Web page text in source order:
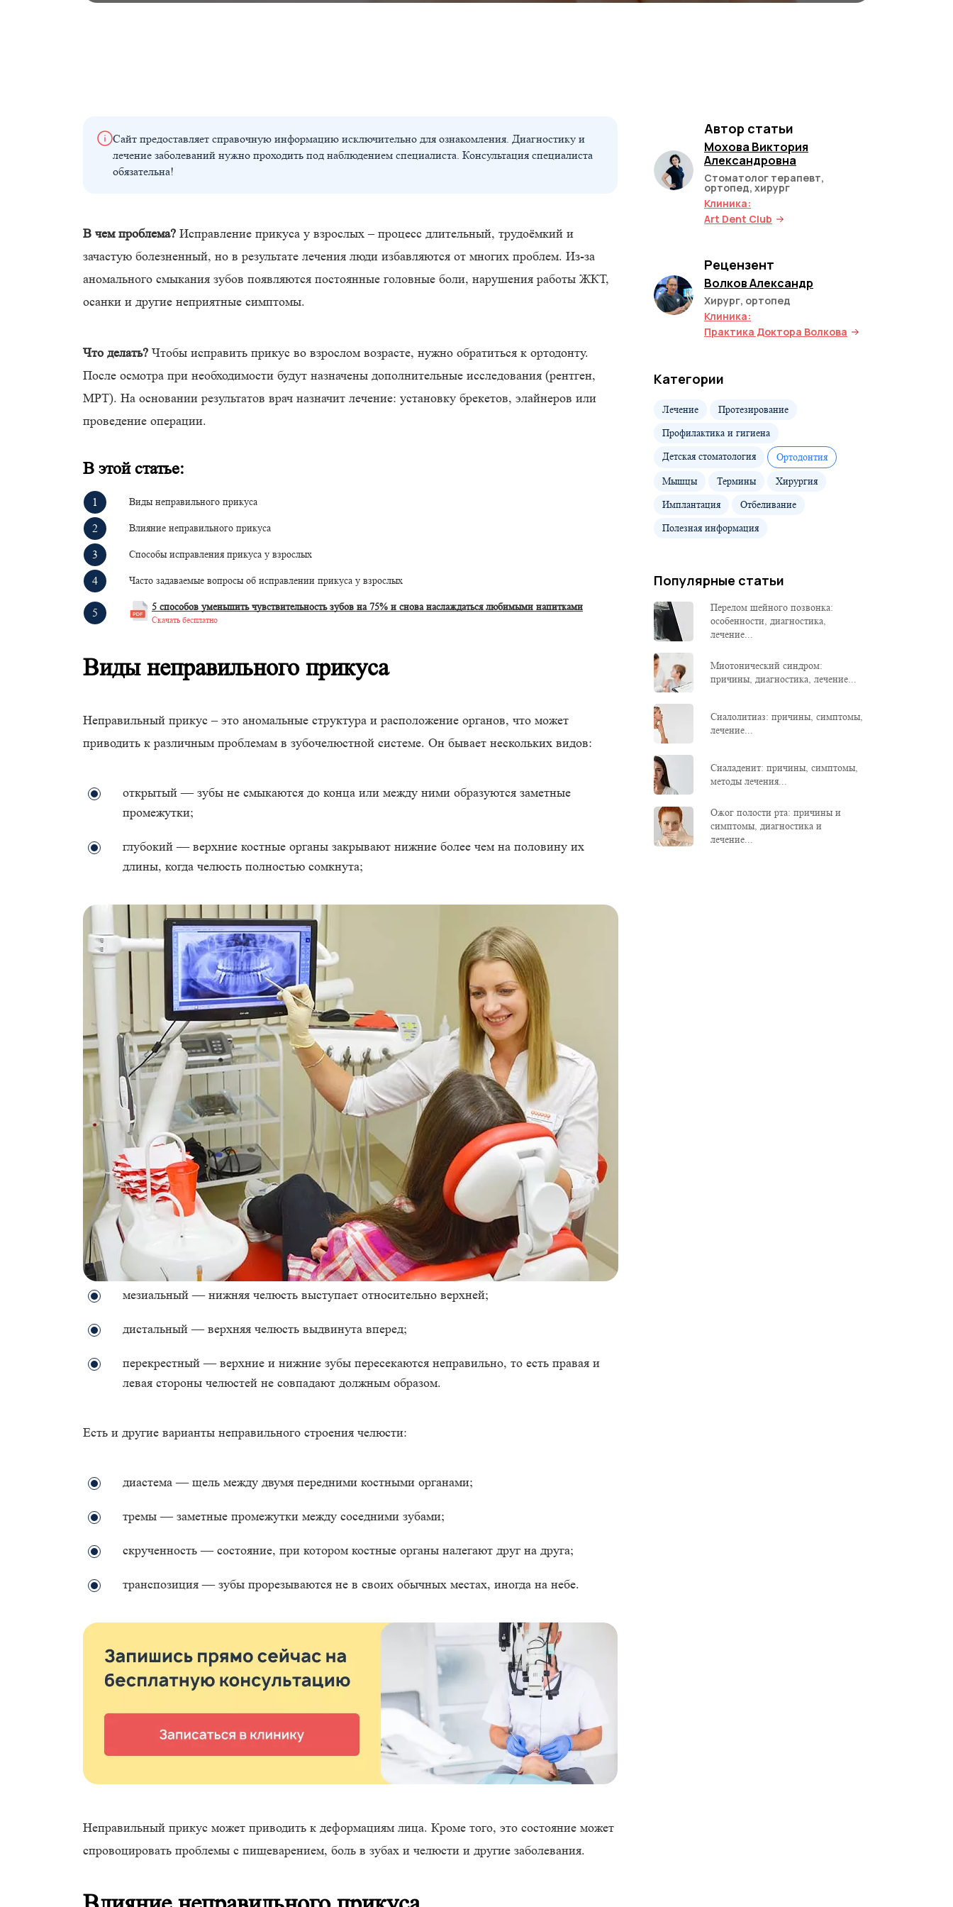
Сайт предоставляет справочную информацию исключительно для ознакомления. Диагностику и
лечение заболеваний нужно проходить под наблюдением специалиста. Консультация специалиста
обязательна!
В чем проблема? Исправление прикуса у взрослых – процесс длительный, трудоёмкий и
зачастую болезненный, но в результате лечения люди избавляются от многих проблем. Из-за
аномального смыкания зубов появляются постоянные головные боли, нарушения работы ЖКТ,
осанки и другие неприятные симптомы.
Что делать? Чтобы исправить прикус во взрослом возрасте, нужно обратиться к ортодонту.
После осмотра при необходимости будут назначены дополнительные исследования (рентген,
МРТ). На основании результатов врач назначит лечение: установку брекетов, элайнеров или
проведение операции.
В этой статье:
Виды неправильного прикуса
Влияние неправильного прикуса
Способы исправления прикуса у взрослых
Часто задаваемые вопросы об исправлении прикуса у взрослых
5 способов уменьшить чувствительность зубов на 75% и снова наслаждаться любимыми напитками
Скачать бесплатно
Виды неправильного прикуса
Неправильный прикус – это аномальные структура и расположение органов, что может
приводить к различным проблемам в зубочелюстной системе. Он бывает нескольких видов:
открытый — зубы не смыкаются до конца или между ними образуются заметные
промежутки;
глубокий — верхние костные органы закрывают нижние более чем на половину их
длины, когда челюсть полностью сомкнута;
мезиальный — нижняя челюсть выступает относительно верхней;
дистальный — верхняя челюсть выдвинута вперед;
перекрестный — верхние и нижние зубы пересекаются неправильно, то есть правая и
левая стороны челюстей не совпадают должным образом.
Есть и другие варианты неправильного строения челюсти:
диастема — щель между двумя передними костными органами;
тремы — заметные промежутки между соседними зубами;
скрученность — состояние, при котором костные органы налегают друг на друга;
транспозиция — зубы прорезываются не в своих обычных местах, иногда на небе.
Неправильный прикус может приводить к деформациям лица. Кроме того, это состояние может
спровоцировать проблемы с пищеварением, боль в зубах и челюсти и другие заболевания.
Автор статьи
Мохова Виктория
Александровна
Стоматолог терапевт,
ортопед, хирург
Клиника:
Art Dent Club
Рецензент
Волков Александр
Хирург, ортопед
Клиника:
Практика Доктора Волкова
Категории
Лечение Протезирование
Профилактика и гигиена
Детская стоматология Ортодонтия
Мышцы Термины Хирургия
Имплантация Отбеливание
Полезная информация
Популярные статьи
Перелом шейного позвонка:
особенности, диагностика,
лечение...
Миотонический синдром:
причины, диагностика, лечение...
Сиалолитиаз: причины, симптомы,
лечение...
Сиаладенит: причины, симптомы,
методы лечения...
Ожог полости рта: причины и
симптомы, диагностика и
лечение...